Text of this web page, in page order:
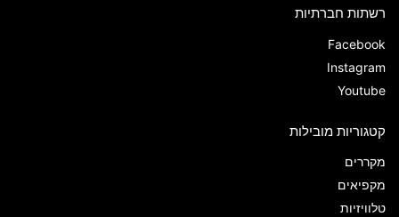
רשתות חברתיות
Facebook
Instagram
Youtube
קטגוריות מובילות
מקררים
מקפיאים
טלוויזיות